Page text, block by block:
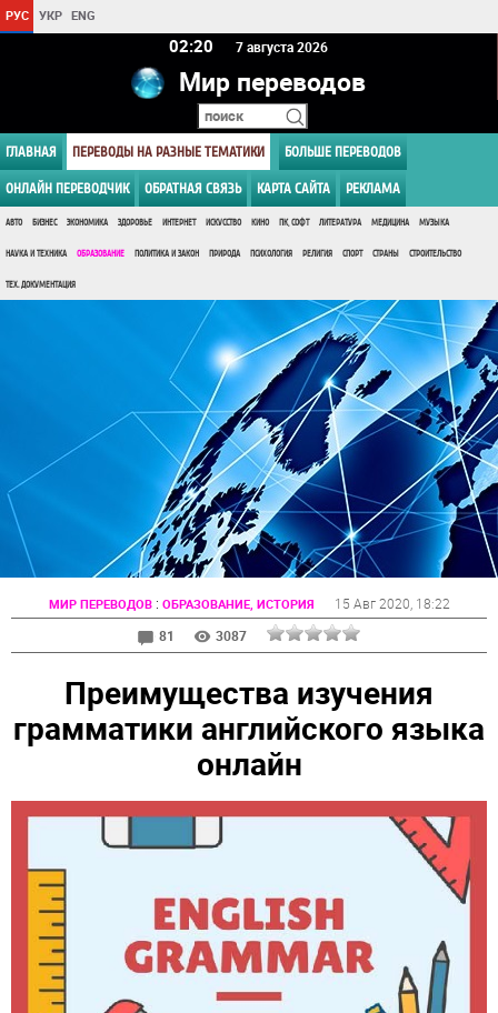
РУС УКР ENG
02 20 7 августа 2026
Мир переводов
ГЛАВНАЯ ПЕРЕВОДЫ НА РАЗНЫЕ ТЕМАТИКИ БОЛЬШЕ ПЕРЕВОДОВ
ОНЛАЙН ПЕРЕВОДЧИК ОБРАТНАЯ СВЯЗЬ КАРТА САЙТА РЕКЛАМА
АВТО БИЗНЕС ЭКОНОМИКА ЗДОРОВЬЕ ИНТЕРНЕТ ИСКУССТВО КИНО ПК, СОФТ ЛИТЕРАТУРА МЕДИЦИНА МУЗЫКА
НАУКА И ТЕХНИКА ОБРАЗОВАНИЕ ПОЛИТИКА И ЗАКОН ПРИРОДА ПСИХОЛОГИЯ РЕЛИГИЯ СПОРТ СТРАНЫ СТРОИТЕЛЬСТВО
ТЕХ. ДОКУМЕНТАЦИЯ
МИР ПЕРЕВОДОВ: ОБРАЗОВАНИЕ, ИСТОРИЯ 15 Авг 2020 , 18:22
81
3087
Преимущества изучения
грамматики английского языка
онлайн